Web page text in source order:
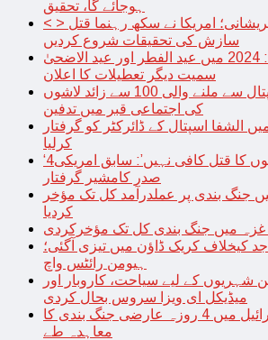
ہوجائے گا، تحقیق
< > مودی کیلیے نئی پریشانی؛ امریکا نے سکھ رہنما قتل
سازش کی تحقیقات شروع کردیں
متحدہ عرب امارات: 2024 میں عید الفطر اور عید الاضحیٰ
سمیت دیگر تعطیلات کا اعلان
غزہ کے الشفاء اسپتال سے ملنے والی 100 سے زائد لاشوں
کی اجتماعی قبر میں تدفین
الشفا اسپتال کے ڈائرکٹر کو گرفتار
کرلیا
‘4ہزار فلسطینی بچوں کا قتل کافی نہیں’: سابق امریکی
صدر کامشیر گرفتار
جنگ بندی پر عملدرآمد کل تک مؤخر
کردیا
غزہ میں جنگ بندی کل تک مؤخرکردی
کیخلاف کریک ڈاؤن میں تیزی آگئی؛
ہیومن رائٹس واچ
شہریوں کے لیے سیاحت، کاروبار اور
میڈیکل ای ویزا سروس بحال کردی
حماس اور اسرائیل میں 4 روزہ عارضی جنگ بندی کا
معاہدہ طے